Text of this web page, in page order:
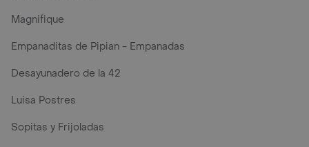
Magnifique
Empanaditas de Pipian - Empanadas
Desayunadero de la 42
Luisa Postres
Sopitas y Frijoladas